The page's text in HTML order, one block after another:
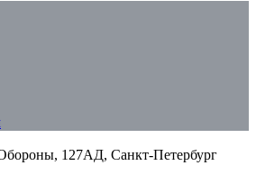
127АД, Санкт-Петербург